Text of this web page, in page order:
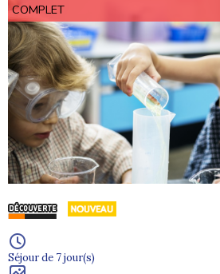
COMPLET
Séjour de 7 jour(s)